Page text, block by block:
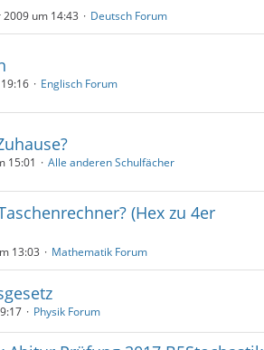
um 14:43 Deutsch Forum
Englisch Forum
15:01 Alle anderen Schulfächer
(Hex zu 4er
13:03 Mathematik Forum
Physik Forum